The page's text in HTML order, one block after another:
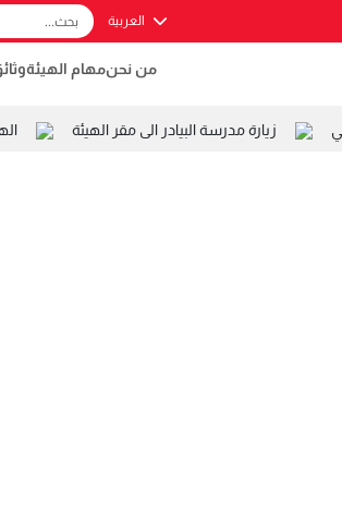
العربية
من نحنمهام الهيئة
زيارة مدرسة البيادر الى مقر الهيئة